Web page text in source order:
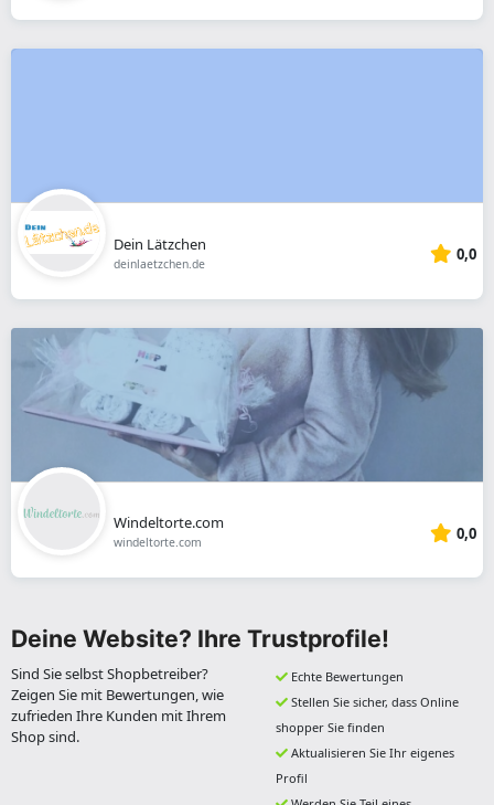
Dein Lätzchen
deinlaetzchen.de 0,0
Windeltorte.com
windeltorte.com 0,0
Deine Website? Ihre Trustprofile!
Sind Sie selbst Shopbetreiber?
Zeigen Sie mit Bewertungen, wie
zufrieden Ihre Kunden mit Ihrem
Shop sind.
Echte Bewertungen
Stellen Sie sicher, dass Online
shopper Sie finden
Aktualisieren Sie Ihr eigenes
Profil